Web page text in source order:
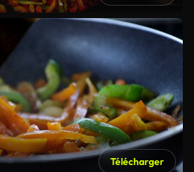
Télécharger